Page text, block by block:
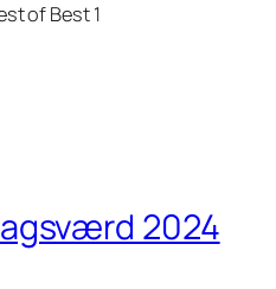
of Best 1
2024